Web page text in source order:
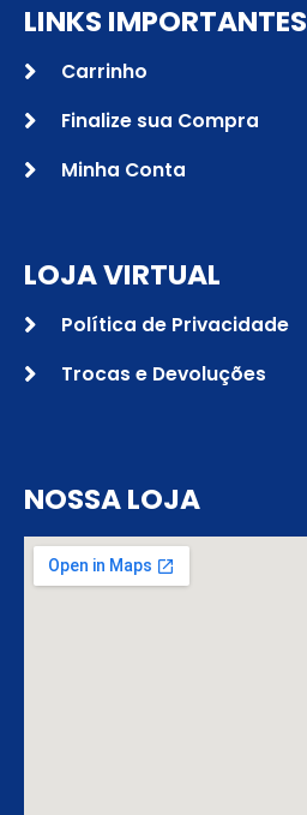
LINKS IMPORTANTES
Carrinho
Finalize sua Compra
Minha Conta
LOJA VIRTUAL
Política de Privacidade
Trocas e Devoluções
NOSSA LOJA